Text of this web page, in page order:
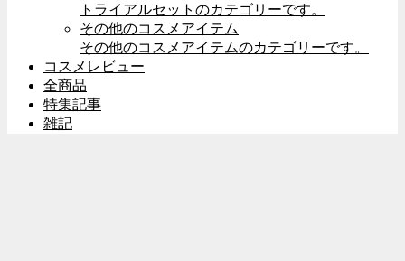
トライアルセットのカテゴリーです。
その他のコスメアイテム
その他のコスメアイテムのカテゴリーです。
コスメレビュー
全商品
特集記事
雑記